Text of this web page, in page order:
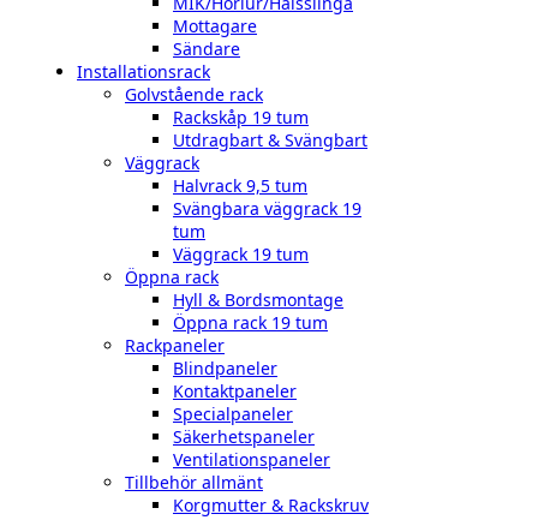
Mottagare
Sändare
Installationsrack
Golvstående rack
Rackskåp 19 tum
Utdragbart & Svängbart
Väggrack
Halvrack 9,5 tum
Svängbara väggrack 19
tum
Väggrack 19 tum
Öppna rack
Hyll & Bordsmontage
Öppna rack 19 tum
Rackpaneler
Blindpaneler
Kontaktpaneler
Specialpaneler
Säkerhetspaneler
Ventilationspaneler
Tillbehör allmänt
Korgmutter & Rackskruv